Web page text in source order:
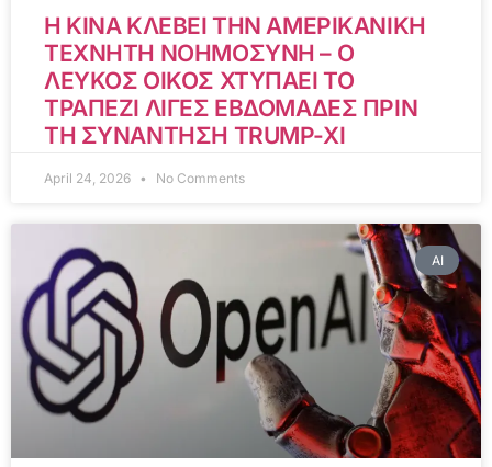
Η ΚΙΝΑ ΚΛΕΒΕΙ ΤΗΝ ΑΜΕΡΙΚΑΝΙΚΗ
ΤΕΧΝΗΤΗ ΝΟΗΜΟΣΥΝΗ – Ο
ΛΕΥΚΟΣ ΟΙΚΟΣ ΧΤΥΠΑΕΙ ΤΟ
ΤΡΑΠΕΖΙ ΛΙΓΕΣ ΕΒΔΟΜΑΔΕΣ ΠΡΙΝ
ΤΗ ΣΥΝΑΝΤΗΣΗ TRUMP-XI
April 24, 2026 No Comments
AI